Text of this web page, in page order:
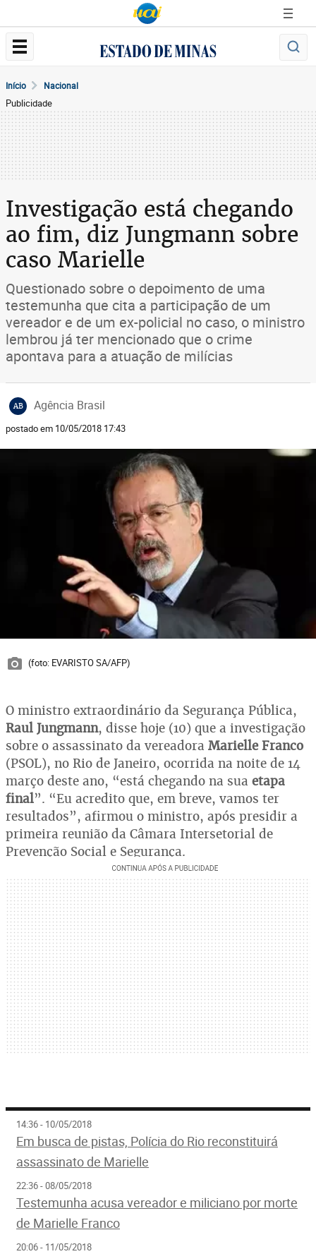
Início Nacional
Publicidade
Investigação está chegando
ao fim, diz Jungmann sobre
caso Marielle
Questionado sobre o depoimento de uma
testemunha que cita a participação de um
vereador e de um ex-policial no caso, o ministro
lembrou já ter mencionado que o crime
apontava para a atuação de milícias
AB Agência Brasil
postado em 10/05/2018 17:43
(foto: EVARISTO SA/AFP)
O ministro extraordinário da Segurança Pública,
Raul Jungmann, disse hoje (10) que a investigação
sobre o assassinato da vereadora Marielle Franco
(PSOL), no Rio de Janeiro, ocorrida na noite de 14
março deste ano, “está chegando na sua etapa
final”. “Eu acredito que, em breve, vamos ter
resultados”, afirmou o ministro, após presidir a
primeira reunião da Câmara Intersetorial de
Prevenção Social e Segurança.
14:36 - 10/05/2018
Em busca de pistas, Polícia do Rio reconstituirá
assassinato de Marielle
22:36 - 08/05/2018
Testemunha acusa vereador e miliciano por morte
de Marielle Franco
20:06 - 11/05/2018